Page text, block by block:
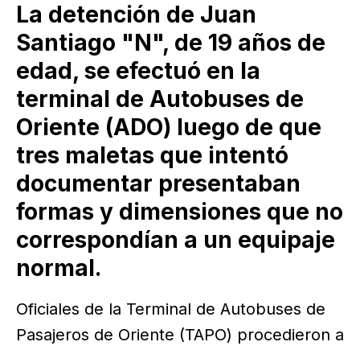
La detención de Juan
Santiago "N", de 19 años de
edad, se efectuó en la
terminal de Autobuses de
Oriente (ADO) luego de que
tres maletas que intentó
documentar presentaban
formas y dimensiones que no
correspondían a un equipaje
normal.
Oficiales de la Terminal de Autobuses de
Pasajeros de Oriente (TAPO) procedieron a